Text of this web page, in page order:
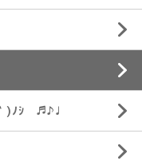
)ﾉｼ ♬♪♩